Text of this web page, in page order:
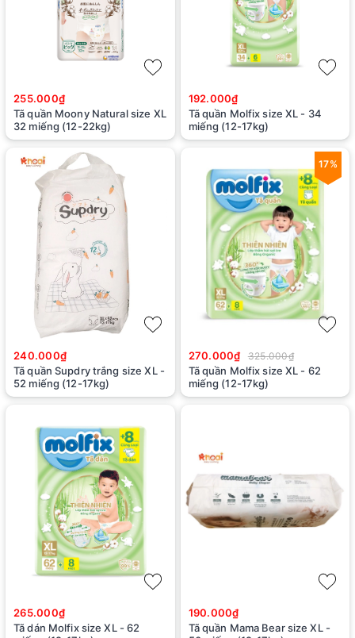
255.000₫
Tã quần Moony Natural size XL
32 miếng (12-22kg)
192.000₫
Tã quần Molfix size XL - 34
miếng (12-17kg)
240.000₫
Tã quần Supdry trắng size XL -
52 miếng (12-17kg)
17%
270.000₫ 325.000₫
Tã quần Molfix size XL - 62
miếng (12-17kg)
265.000₫
Tã dán Molfix size XL - 62
190.000₫
Tã quần Mama Bear size XL -